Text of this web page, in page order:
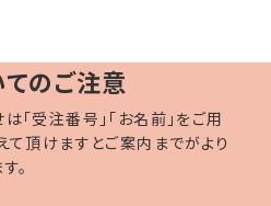
のご注意
「受注番号」「お名前」をご用
て頂けますとご案内までがより
。